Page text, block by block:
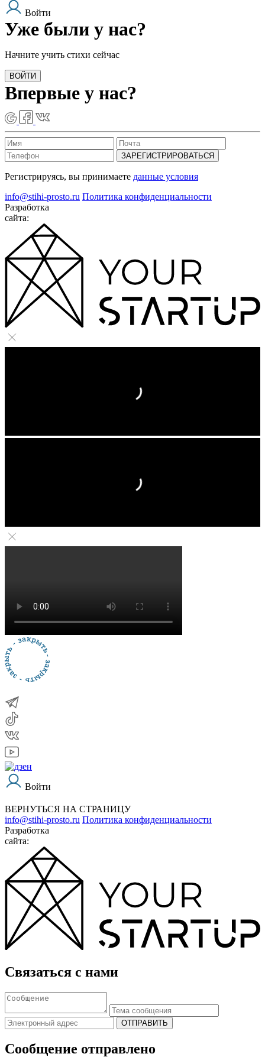
Войти
Уже были у нас?
Начните учить стихи сейчас
ВОЙТИ
Впервые у нас?
ЗАРЕГИСТРИРОВАТЬСЯ
Регистрируясь, вы принимаете данные условия
info@stihi-prosto.ru Политика конфиденциальности
Разработка
сайта:
Войти
ВЕРНУТЬСЯ НА СТРАНИЦУ
info@stihi-prosto.ru Политика конфиденциальности
Разработка
сайта:
Связаться с нами
ОТПРАВИТЬ
Сообщение отправлено